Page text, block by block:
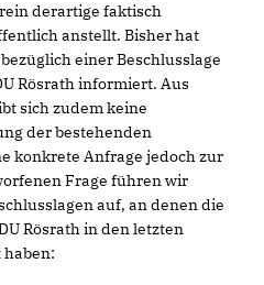
derartige faktisch
anstellt. Bisher hat
einer Beschlusslage
Rösrath informiert. Aus
sich zudem keine
der bestehenden
konkrete Anfrage jedoch zur
Frage führen wir
auf, an denen die
Rösrath in den letzten